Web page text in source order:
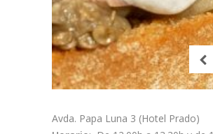
Avda. Papa Luna 3 (Hotel Prado)